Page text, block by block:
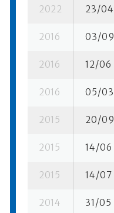
2022 23/04
2016 03/09
2016 12/06
2016 05/03
2015 20/09
2015 14/06
2015 14/07
2014 31/05